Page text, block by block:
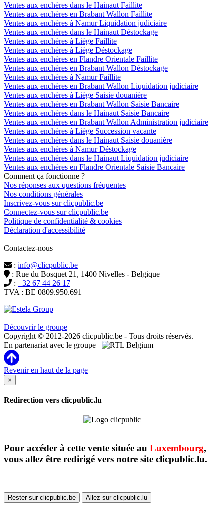
Ventes aux enchères dans le Hainaut Faillite
Ventes aux enchères en Brabant Wallon Faillite
Ventes aux enchères à Namur Liquidation judiciaire
Ventes aux enchères dans le Hainaut Déstockage
Ventes aux enchères à Liège Faillite
Ventes aux enchères à Liège Déstockage
Ventes aux enchères en Flandre Orientale Faillite
Ventes aux enchères en Brabant Wallon Déstockage
Ventes aux enchères à Namur Faillite
Ventes aux enchères en Brabant Wallon Liquidation judiciaire
Ventes aux enchères à Liège Saisie douanière
Ventes aux enchères en Brabant Wallon Saisie Bancaire
Ventes aux enchères dans le Hainaut Saisie Bancaire
Ventes aux enchères en Brabant Wallon Administration judiciaire
Ventes aux enchères à Liège Succession vacante
Ventes aux enchères dans le Hainaut Saisie douanière
Ventes aux enchères à Namur Déstockage
Ventes aux enchères dans le Hainaut Liquidation judiciaire
Ventes aux enchères en Flandre Orientale Saisie Bancaire
Comment ça fonctionne ?
Nos réponses aux questions fréquentes
Nos conditions générales
Inscrivez-vous sur clicpublic.be
Connectez-vous sur clicpublic.be
Politique de confidentialité & cookies
Déclaration d'accessibilité
Contactez-nous
: info@clicpublic.be
: Rue du Bosquet 21, 1400 Nivelles - Belgique
: +32 67 44 26 17
TVA : BE 0809.950.691
Découvrir le groupe
Copyright © 2012-2026 clicpublic.be - Tous droits réservés.
En partenariat avec le groupe
Revenir en haut de la page
×
Redirection vers clicpublic.lu
Pour accéder à cette vente située au Luxembourg,
vous allez être redirigé vers notre site clicpublic.lu.
Rester sur clicpublic.be Allez sur clicpublic.lu